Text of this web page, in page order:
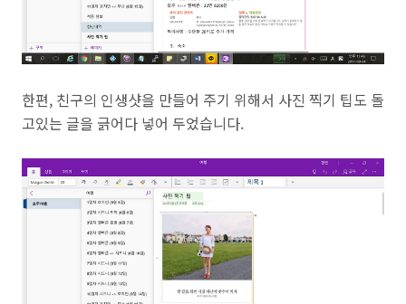
한편, 친구의 인생샷을 만들어 주기 위해서 사진 찍기 팁도 돌
고있는 글을 긁어다 넣어 두었습니다.